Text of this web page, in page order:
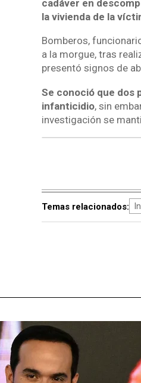
cadáver en
la vivienda de la
Bomberos,
a la morgue, tras
presentó signos de
Se conoció que dos
infanticidio, sin
investigación se
Temas relacionados: